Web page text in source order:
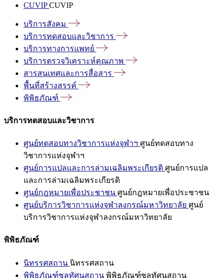
CUVIPCUVIP
บริการสังคม
บริการทดสอบและวิชาการ
บริการทางการแพทย์
บริการตรวจวิเคราะห์คุณภาพ
สารสนเทศและการสื่อสาร
พื้นที่สร้างสรรค์
พิพิธภัณฑ์
บริการทดสอบและวิชาการ
ศูนย์ทดสอบทางวิชาการแห่งจุฬาฯ ศูนย์ทดสอบทาง
วิชาการแห่งจุฬาฯ
ศูนย์การแปลและการล่ามเฉลิมพระเกียรติ ศูนย์การแปล
และการล่ามเฉลิมพระเกียรติ
ศูนย์กฎหมายเพื่อประชาชน ศูนย์กฎหมายเพื่อประชาชน
ศูนย์บริการวิชาการแห่งจุฬาลงกรณ์มหาวิทยาลัย ศูนย์
บริการวิชาการแห่งจุฬาลงกรณ์มหาวิทยาลัย
พิพิธภัณฑ์
นิทรรศสถาน นิทรรศสถาน
พิพิธภัณฑ์ชลทัศนสถาน พิพิธภัณฑ์ชลทัศนสถาน